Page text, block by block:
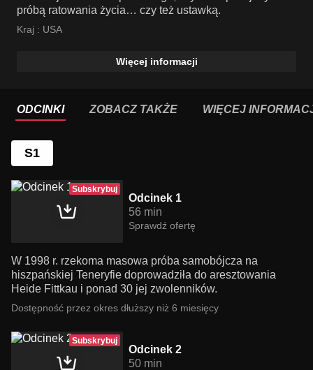
próbą ratowania życia… czy też ustawką.
Kraj : USA
Więcej informacji
ODCINKI ZOBACZ TAKŻE WIĘCEJ
S1
Subskrybuj
Odcinek 1
56 min
Sprawdź ofertę
W 1998 r. rzekoma masowa próba samobójcza na
hiszpańskiej Teneryfie doprowadziła do aresztowania
Heide Fittkau i ponad 30 jej zwolenników.
Dostępność przez okres dłuższy niż 6 miesięcy
Subskrybuj
Odcinek 2
50 min